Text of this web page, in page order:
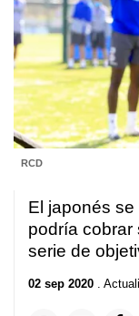
RCD
El japonés
podría cobrar
serie de
02 sep 2020 .